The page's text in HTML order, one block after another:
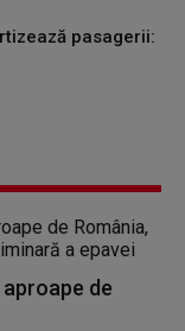
pasagerii:
de